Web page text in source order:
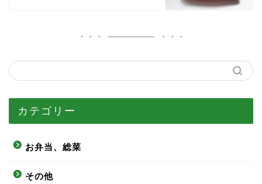
カテゴリー
お弁当、総菜
その他